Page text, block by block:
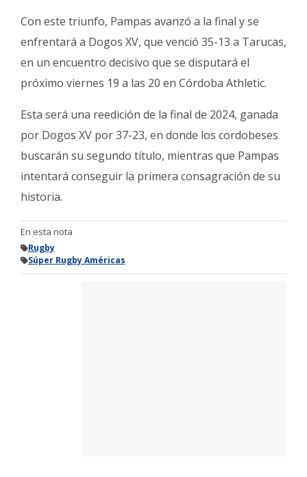
Con este triunfo, Pampas avanzó a la final y se
enfrentará a Dogos XV, que venció 35-13 a Tarucas,
en un encuentro decisivo que se disputará el
próximo viernes 19 a las 20 en Córdoba Athletic.
Esta será una reedición de la final de 2024, ganada
por Dogos XV por 37-23, en donde los cordobeses
buscarán su segundo título, mientras que Pampas
intentará conseguir la primera consagración de su
historia.
En esta nota
Rugby
Súper Rugby Américas